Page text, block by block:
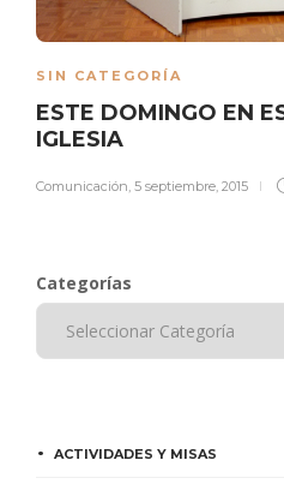
SIN CATEGORÍA
ESTE DOMINGO EN
IGLESIA
Comunicación, 5 septiembre, 2015
Categorías
ACTIVIDADES Y MISAS